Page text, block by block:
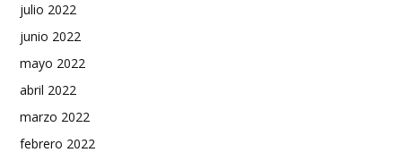
julio 2022
junio 2022
mayo 2022
abril 2022
marzo 2022
febrero 2022